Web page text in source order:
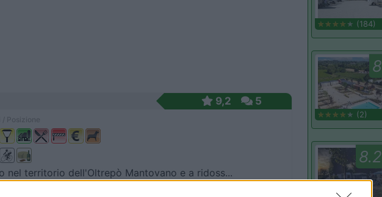
9,2 5
nel territorio dell'Oltrepò Mantovano e a ridoss...
(184)
8
(2)
8.2